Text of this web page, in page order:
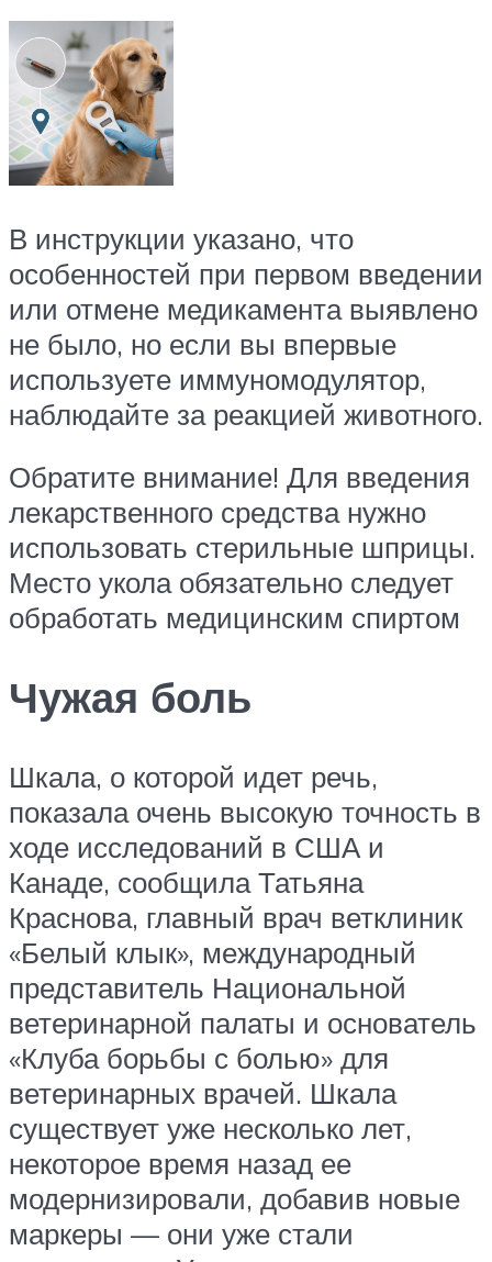
В инструкции указано, что
особенностей при первом введении
или отмене медикамента выявлено
не было, но если вы впервые
используете иммуномодулятор,
наблюдайте за реакцией животного.
Обратите внимание! Для введения
лекарственного средства нужно
использовать стерильные шприцы.
Место укола обязательно следует
обработать медицинским спиртом
Чужая боль
Шкала, о которой идет речь,
показала очень высокую точность в
ходе исследований в США и
Канаде, сообщила Татьяна
Краснова, главный врач ветклиник
«Белый клык», международный
представитель Национальной
ветеринарной палаты и основатель
«Клуба борьбы с болью» для
ветеринарных врачей. Шкала
существует уже несколько лет,
некоторое время назад ее
модернизировали, добавив новые
маркеры — они уже стали